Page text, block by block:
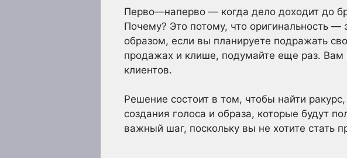
Перво—наперво — когда дело доходит до
Почему? Это потому, что оригинальность
образом, если вы планируете подражать
продажах и клише, подумайте еще раз. Вам
клиентов.
Решение состоит в том, чтобы найти
создания голоса и образа, которые будут
важный шаг, поскольку вы не хотите